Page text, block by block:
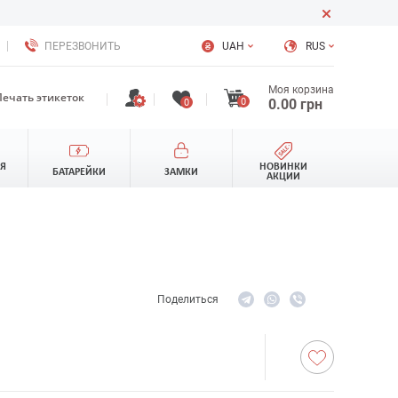
ПЕРЕЗВОНИТЬ UAH RUS
0 0
Моя корзина
0.00 грн
этикеток
БАТАРЕЙКИ ЗАМКИ
НОВИНКИ
АКЦИИ
Поделиться